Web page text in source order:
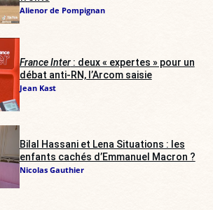
Alienor de Pompignan
France Inter: deux « expertes » pour un
débat anti-RN, l’Arcom saisie
Jean Kast
Bilal Hassani et Lena Situations : les
enfants cachés d’Emmanuel Macron ?
Nicolas Gauthier